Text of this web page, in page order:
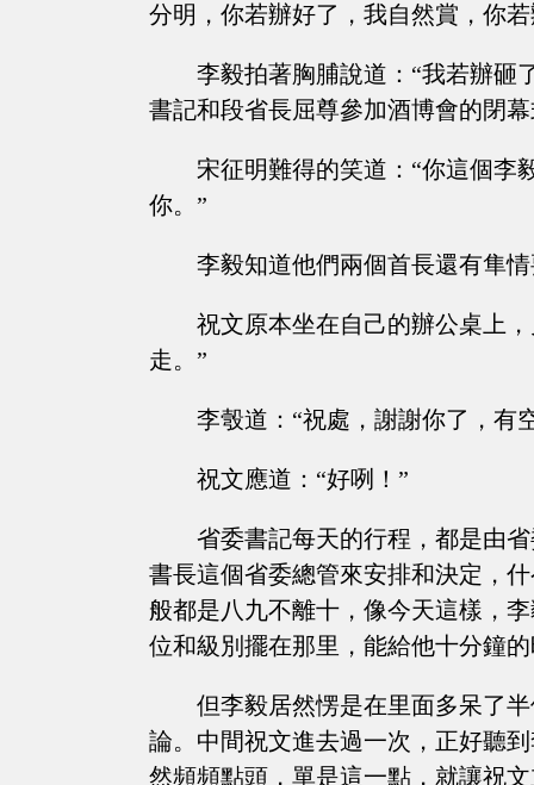
分明，你若辦好了，我自然賞，你
李毅拍著胸脯說道：“我若辦砸
書記和段省長屈尊參加酒博會的閉幕
宋征明難得的笑道：“你這個李
你。”
李毅知道他們兩個首長還有隼
祝文原本坐在自己的辦公桌上
走。”
李彀道：“祝處，謝謝你了，有
祝文應道：“好咧！”
省委書記每天的行程，都是由
書長這個省委總管來安排和決定，
般都是八九不離十，像今天這樣，
位和級別擺在那里，能給他十分鐘
但李毅居然愣是在里面多呆了
論。中間祝文進去過一次，正好聽
然頻頻點頭，單是這一點，就讓祝